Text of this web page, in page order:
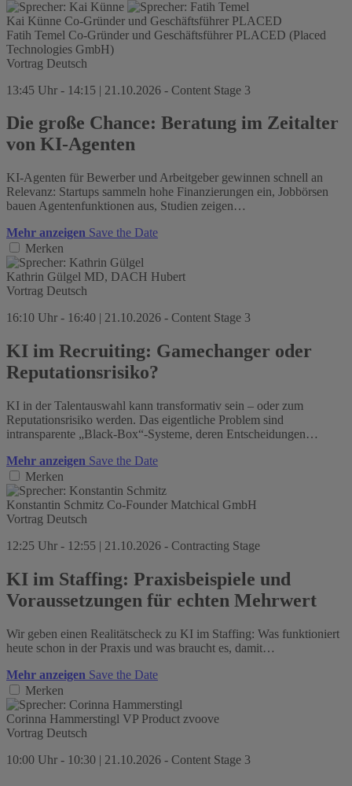
Kai Künne Co-Gründer und Geschäftsführer PLACED
Fatih Temel Co-Gründer und Geschäftsführer PLACED (Placed
Technologies GmbH)
Vortrag Deutsch
13:45 Uhr - 14:15 | 21.10.2026 - Content Stage 3
Die große Chance: Beratung im Zeitalter
von KI-Agenten
KI-Agenten für Bewerber und Arbeitgeber gewinnen schnell an
Relevanz: Startups sammeln hohe Finanzierungen ein, Jobbörsen
bauen Agentenfunktionen aus, Studien zeigen…
Mehr anzeigen Save the Date
Merken
Kathrin Gülgel MD, DACH Hubert
Vortrag Deutsch
16:10 Uhr - 16:40 | 21.10.2026 - Content Stage 3
KI im Recruiting: Gamechanger oder
Reputationsrisiko?
KI in der Talentauswahl kann transformativ sein – oder zum
Reputationsrisiko werden. Das eigentliche Problem sind
intransparente „Black-Box“-Systeme, deren Entscheidungen…
Mehr anzeigen Save the Date
Merken
Konstantin Schmitz Co-Founder Matchical GmbH
Vortrag Deutsch
12:25 Uhr - 12:55 | 21.10.2026 - Contracting Stage
KI im Staffing: Praxisbeispiele und
Voraussetzungen für echten Mehrwert
Wir geben einen Realitätscheck zu KI im Staffing: Was funktioniert
heute schon in der Praxis und was braucht es, damit…
Mehr anzeigen Save the Date
Merken
Corinna Hammerstingl VP Product zvoove
Vortrag Deutsch
10:00 Uhr - 10:30 | 21.10.2026 - Content Stage 3